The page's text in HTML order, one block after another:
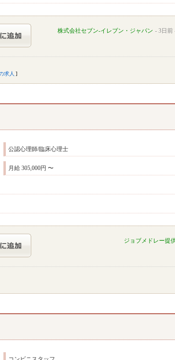
株式会社セブン-イレブン・ジャパン 3日前
求人
公認心理師/臨床心理士
月給 305,000円 〜
ジョブメドレー提